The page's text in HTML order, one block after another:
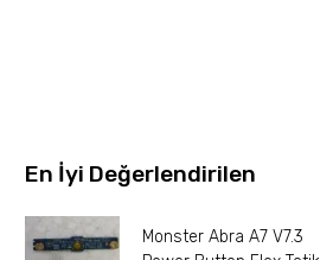
En İyi Değerlendirilen
Monster Abra A7 V7.3